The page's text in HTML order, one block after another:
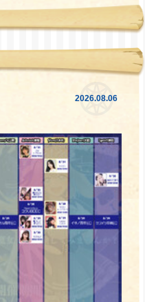
2026.08.06